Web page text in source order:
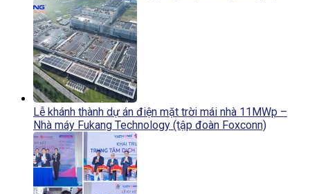
Lễ khánh thành dự án điện mặt trời mái nhà 11MWp –
Nhà máy Fukang Technology (tập đoàn Foxconn)